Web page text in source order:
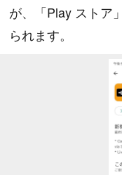
が、「Play ストア
られます。